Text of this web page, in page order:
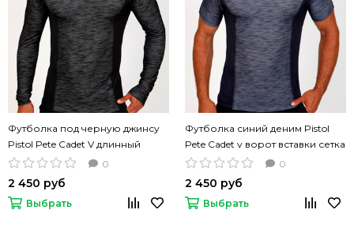
Футболка под черную джинсу
Pistol Pete Cadet V длинный
рукав
0
2 450 руб
Выбрать
Футболка синий деним Pistol
Pete Cadet v ворот вставки сетка
0
2 450 руб
Выбрать